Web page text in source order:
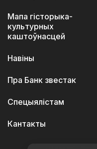
Мапа гісторыка-
культурных
каштоўнасцей
Навіны
Пра Банк звестак
Спецыялістам
Кантакты